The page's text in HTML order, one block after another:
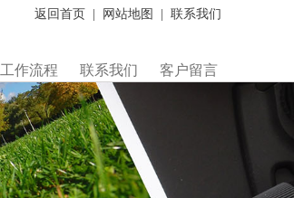
返回首页 网站地图 联系我们
工作流程 联系我们 客户留言